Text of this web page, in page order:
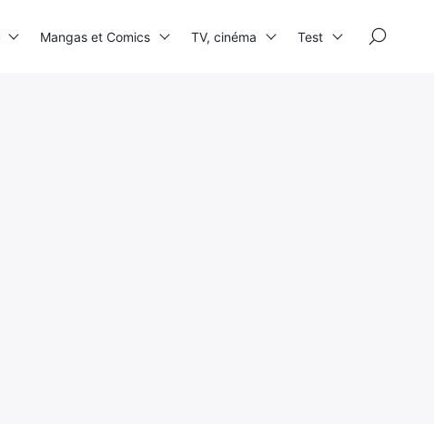
Mangas et Comics TV, cinéma Test